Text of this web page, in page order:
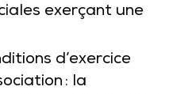
exerçant une
d’exercice
: la